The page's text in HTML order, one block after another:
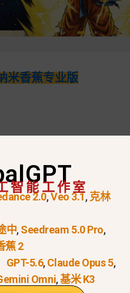
米香蕉专业版
Banana 2 — is
Image model,
later as Gemini 3.1
image generation and
2 as the newer, speed-
鲜艳。.
于事实的视觉效果奠定基
智能工作室
2.0,Veo 3.1,克林
中,Seedream 5.0 Pro,
蕉 2
GPT-5.6,Claude Opus 5,
Omni,基米 K3